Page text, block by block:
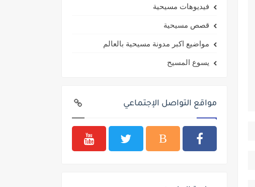
فيديوهات مسيحية
قصص مسيحية
مواضيع اكبر مدونة مسيحية بالعالم
يسوع المسيح
مواقع التواصل الإجتماعي